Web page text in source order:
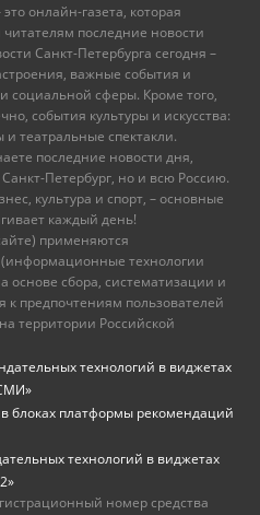
онлайн-газета, которая
последние новости
Санкт-Петербурга сегодня –
важные события и
социальной сферы. Кроме того,
события культуры и искусства:
театральные спектакли.
последние новости дня,
Петербург, но и всю Россию.
культура и спорт, – основные
каждый день!
применяются
технологии
сбора, систематизации и
предпочтениям пользователей
территории Российской
технологий в виджетах
блоках платформы рекомендаций
технологий в виджетах
номер средства